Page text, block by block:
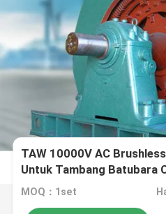
TAW 10000V AC
Untuk Tambang Batubara
MOQ：1set